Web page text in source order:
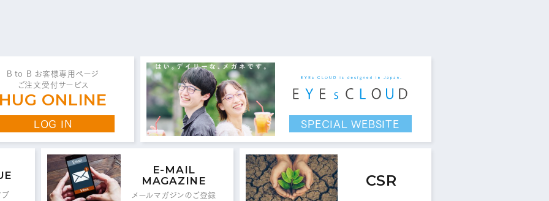
TEL：0776-89-1370 FAX：0776-89-1375
商品センター直通
TEL：0776-87-0890 FAX：0776-87-0891
B to B お客様専用ページ
ご注文受付サービス
ONLINE
LOG IN SPECIAL WEBSITE
E-MAIL
MAGAZINE
メールマガジンのご登録
CSR